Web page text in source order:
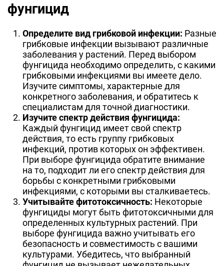
фунгицид
Определите вид грибковой инфекции: Разные
грибковые инфекции вызывают различные
заболевания у растений. Перед выбором
фунгицида необходимо определить, с какими
грибковыми инфекциями вы имеете дело.
Изучите симптомы, характерные для
конкретного заболевания, и обратитесь к
специалистам для точной диагностики.
Изучите спектр действия фунгицида:
Каждый фунгицид имеет свой спектр
действия, то есть группу грибковых
инфекций, против которых он эффективен.
При выборе фунгицида обратите внимание
на то, подходит ли его спектр действия для
борьбы с конкретными грибковыми
инфекциями, с которыми вы сталкиваетесь.
Учитывайте фитотоксичность: Некоторые
фунгициды могут быть фитотоксичными для
определенных культурных растений. При
выборе фунгицида важно учитывать его
безопасность и совместимость с вашими
культурами. Убедитесь, что выбранный